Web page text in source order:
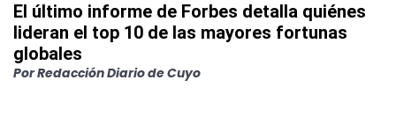
El último informe de Forbes detalla quiénes
lideran el top 10 de las mayores fortunas
globales
PorRedacción Diario de Cuyo